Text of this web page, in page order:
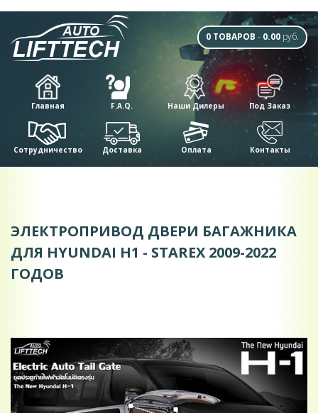
0 ТОВАРОВ - 0.00 руб.
Главная F.A.Q. Наши Дилеры Под Заказ
Сотрудничество Доставка Оплата Контакты
ЭЛЕКТРОПРИВОД ДВЕРИ БАГАЖНИКА
ДЛЯ HYUNDAI H1 - STAREX 2009-2022
ГОДОВ